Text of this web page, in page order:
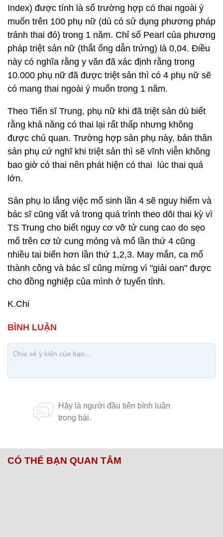
Index) được tính là số trường hợp có thai ngoài ý
muốn trên 100 phụ nữ (dù có sử dụng phương pháp
tránh thai đó) trong 1 năm. Chỉ số Pearl của phương
pháp triệt sản nữ (thắt ống dẫn trứng) là 0,04. Điều
này có nghĩa rằng y văn đã xác định rằng trong
10.000 phụ nữ đã được triệt sản thì có 4 phụ nữ sẽ
có mang thai ngoài ý muốn trong 1 năm.
Theo Tiến sĩ Trung, phụ nữ khi đã triệt sản dù biết
rằng khả năng có thai lại rất thấp nhưng không
được chủ quan. Trường hợp sản phụ này, bản thân
sản phụ cứ nghĩ khi triệt sản thì sẽ vĩnh viễn không
bao giờ có thai nên phát hiện có thai lúc thai quá
lớn.
Sản phụ lo lắng việc mổ sinh lần 4 sẽ nguy hiểm và
bác sĩ cũng vất vả trong quá trình theo dõi thai kỳ vì
TS Trung cho biết nguy cơ vỡ tử cung cao do sẹo
mổ trên cơ tử cung mỏng và mổ lần thứ 4 cũng
nhiều tai biến hơn lần thứ 1,2,3. May mắn, ca mổ
thành công và bác sĩ cũng mừng vì "giải oan" được
cho đồng nghiệp của mình ở tuyến tỉnh.
K.Chi
CÓ THỂ BẠN QUAN TÂM